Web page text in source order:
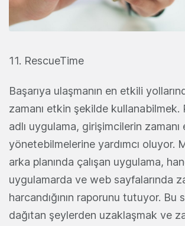
11. RescueTime
Başarıya ulaşmanın en etkili
zamanı etkin şekilde kullanabilmek.
adlı uygulama, girişimcilerin
yönetebilmelerine yardımcı oluyor.
arka planında çalışan uygulama,
uygulamarda ve web sayfalarında
harcandığının raporunu tutuyor. Bu
dağıtan şeylerden uzaklaşmak ve